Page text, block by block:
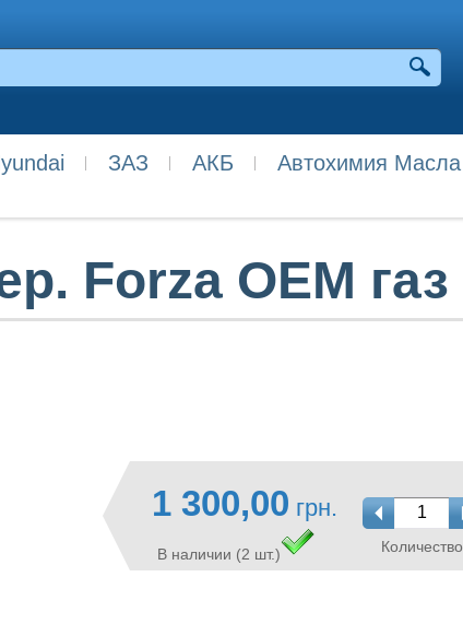
ЗАЗ АКБ Автохимия Масла
Forza OEM газ
1 300,00 грн.
В наличии (2 шт.) Количество